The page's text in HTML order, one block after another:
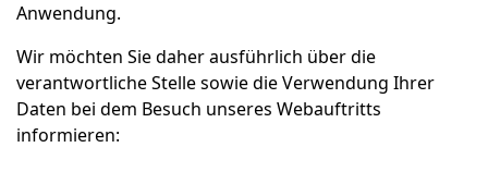
Anwendung.
Wir möchten Sie daher ausführlich über die
verantwortliche Stelle sowie die Verwendung Ihrer
Daten bei dem Besuch unseres Webauftritts
informieren: